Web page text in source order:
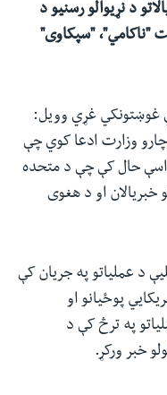
د نړیوالو رسنیو د
"ناکامي"، "سپکاوی"
غوښتونکي غړي وویل:
وزارت ادعا کوي چې
حال کې چې د متحده
خبریالان او د هغوی
د عملیاتو په جریان کې
د امریکایي پوځیانو او
په ترڅ کې د